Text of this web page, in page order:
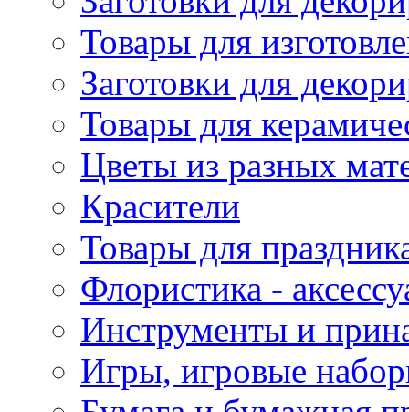
Товары для
Заготовки для
Товары для
Цветы из разных
Красители
Товары для
Флористика -
Инструменты и
Игры, игровые